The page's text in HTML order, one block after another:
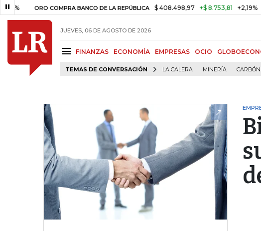
ORO COMPRA BANCO DE LA REPÚBLICA $ 408.498,97 +$ 8.753,81 +2,19%
JUEVES, 06 DE AGOSTO DE 2026
FINANZAS ECONOMÍA EMPRESAS OCIO
TEMAS DE CONVERSACIÓN LA CALERA MINERÍA CARBÓN